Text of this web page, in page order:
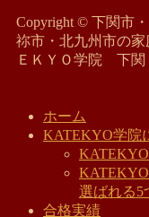
Copyright © 下関市
祢市・北九州市の
ＥＫＹＯ学院 下関
ホーム
KATEKYO学院
選ばれる5
合格実績